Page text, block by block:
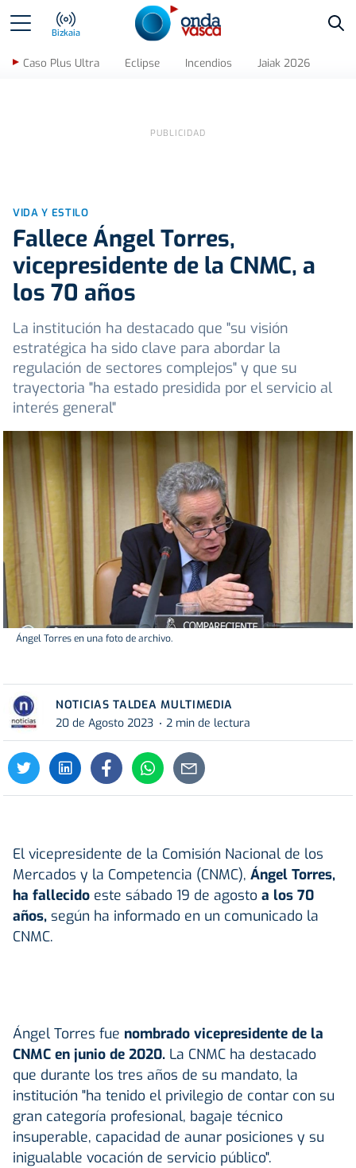
Bizkaia
Caso Plus Ultra Eclipse Incendios Jaiak 2026
VIDA Y ESTILO
Fallece Ángel Torres,
vicepresidente de la CNMC, a
los 70 años
La institución ha destacado que "su visión
estratégica ha sido clave para abordar la
regulación de sectores complejos" y que su
trayectoria "ha estado presidida por el servicio al
interés general"
Ángel Torres en una foto de archivo.
NOTICIAS TALDEA MULTIMEDIA
20 de Agosto 2023
2 min de lectura
El vicepresidente de la Comisión Nacional de los
Mercados y la Competencia (CNMC), Ángel Torres,
ha fallecido este sábado 19 de agosto a los 70
años, según ha informado en un comunicado la
CNMC.
Ángel Torres fue nombrado vicepresidente de la
CNMC en junio de 2020. La CNMC ha destacado
que durante los tres años de su mandato, la
institución "ha tenido el privilegio de contar con su
gran categoría profesional, bagaje técnico
insuperable, capacidad de aunar posiciones y su
inigualable vocación de servicio público".